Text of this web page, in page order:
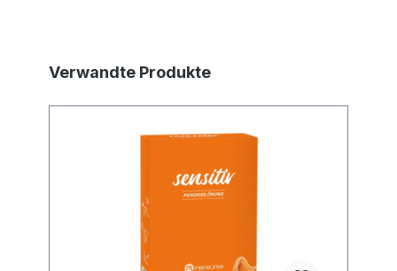
Produktgalerie überspringen
Verwandte Produkte